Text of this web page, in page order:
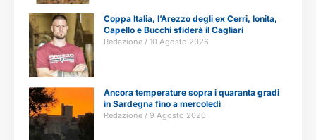
Coppa Italia, l’Arezzo degli ex Cerri, Ionita,
Capello e Bucchi sfiderà il Cagliari
Redazione 10 Agosto 2026
Ancora temperature sopra i quaranta gradi
in Sardegna fino a mercoledì
Redazione 9 Agosto 2026